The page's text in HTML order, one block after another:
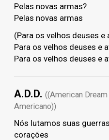
Pelas novas armas?
Pelas novas armas
(Para os velhos deuses e
Para os velhos deuses e
Para os velhos deuses e
A.D.D. ((American
Americano))
Nós lutamos suas
corações